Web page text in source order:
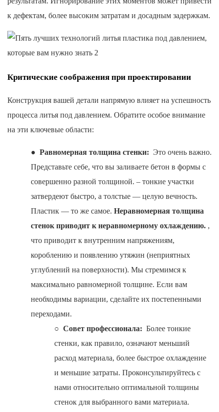
к дефектам, более высоким затратам и досадным задержкам.
Критические соображения при проектировании
Конструкция вашей детали напрямую влияет на успешность
процесса литья под давлением. Обратите особое внимание
на эти ключевые области:
● Равномерная толщина стенки: Это очень важно.
Представьте себе, что вы заливаете бетон в формы с
совершенно разной толщиной. – тонкие участки
затвердеют быстро, а толстые — целую вечность.
Пластик — то же самое. Неравномерная толщина
стенок приводит к неравномерному охлаждению. ,
что приводит к внутренним напряжениям,
короблению и появлению утяжин (неприятных
углублений на поверхности). Мы стремимся к
максимально равномерной толщине. Если вам
необходимы вариации, сделайте их постепенными
переходами.
○ Совет профессионала: Более тонкие
стенки, как правило, означают меньший
расход материала, более быстрое охлаждение
и меньшие затраты. Проконсультируйтесь с
нами относительно оптимальной толщины
стенок для выбранного вами материала.